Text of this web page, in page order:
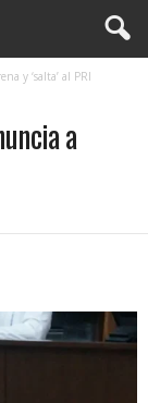
y ‘salta’ al PRI
a